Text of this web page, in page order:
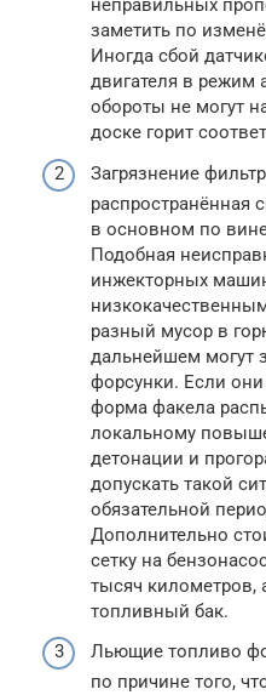
неправильных
заметить по
Иногда сбой
двигателя в режим
обороты не могут
доске горит
Загрязнение
распространённая
в основном по
Подобная
инжекторных
разный мусор в
дальнейшем могут
форсунки. Если они
форма факела
локальному
детонации и
допускать такой
обязательной
Дополнительно
сетку на
тысяч километров,
топливный бак.
Льющие топливо
по причине того,